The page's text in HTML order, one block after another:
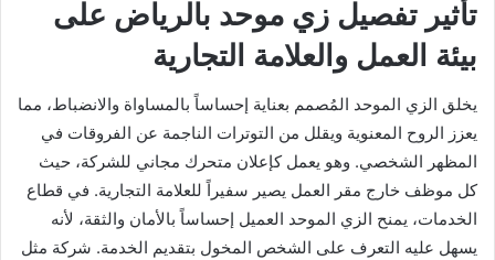
تأثير تفصيل زي موحد بالرياض على
بيئة العمل والعلامة التجارية
يخلق الزي الموحد المُصمم بعناية إحساساً بالمساواة والانضباط، مما
يعزز الروح المعنوية ويقلل من التوترات الناجمة عن الفروقات في
المظهر الشخصي. وهو يعمل كإعلان متحرك مجاني للشركة، حيث
كل موظف خارج مقر العمل يصير سفيراً للعلامة التجارية. في قطاع
الخدمات، يمنح الزي الموحد العميل إحساساً بالأمان والثقة، لأنه
يسهل عليه التعرف على الشخص المخول بتقديم الخدمة. شركة مثل